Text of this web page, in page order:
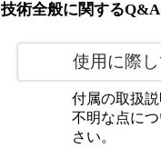
技術全般に関するQ&A
使用に際
付属の取扱
不明な点に
さい。